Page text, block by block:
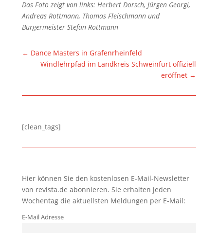
Das Foto zeigt von links: Herbert Dorsch, Jürgen Georgi,
Andreas Rottmann, Thomas Fleischmann und
Bürgermeister Stefan Rottmann
← Dance Masters in Grafenrheinfeld
Windlehrpfad im Landkreis Schweinfurt offiziell
eröffnet →
[clean_tags]
Hier können Sie den kostenlosen E-Mail-Newsletter
von revista.de abonnieren. Sie erhalten jeden
Wochentag die aktuellsten Meldungen per E-Mail:
E-Mail Adresse